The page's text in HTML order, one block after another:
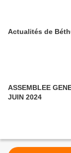
Actualités de
ASSEMBLEE
JUIN 2024